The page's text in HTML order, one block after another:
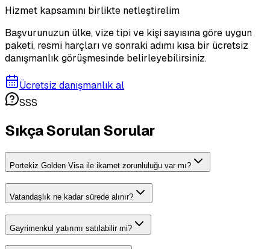
Hizmet kapsamını birlikte netleştirelim
Başvurunuzun ülke, vize tipi ve kişi sayısına göre uygun
paketi, resmi harçları ve sonraki adımı kısa bir ücretsiz
danışmanlık görüşmesinde belirleyebilirsiniz.
Ücretsiz danışmanlık al
SSS
Sıkça Sorulan Sorular
Portekiz Golden Visa ile ikamet zorunluluğu var mı?
Vatandaşlık ne kadar sürede alınır?
Gayrimenkul yatırımı satılabilir mi?